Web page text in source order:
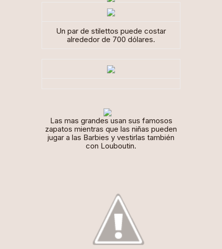
Un par de stilettos puede costar
alrededor de 700 dólares.
Las mas grandes usan sus famosos
zapatos mientras que las niñas pueden
jugar a las Barbies y vestirlas también
con Louboutin.